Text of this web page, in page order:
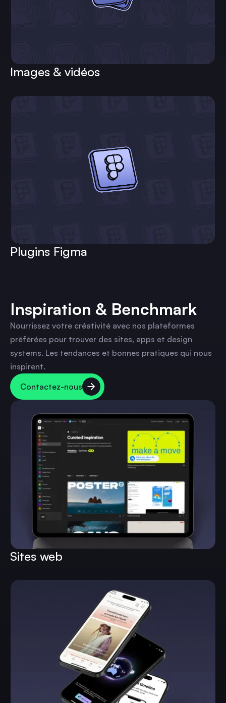
Images & vidéos
Plugins Figma
Inspiration & Benchmark
Nourrissez votre créativité avec nos plateformes
préférées pour trouver des sites, apps et design
systems. Les tendances et bonnes pratiques qui nous
inspirent.
Contactez-nous
Sites web